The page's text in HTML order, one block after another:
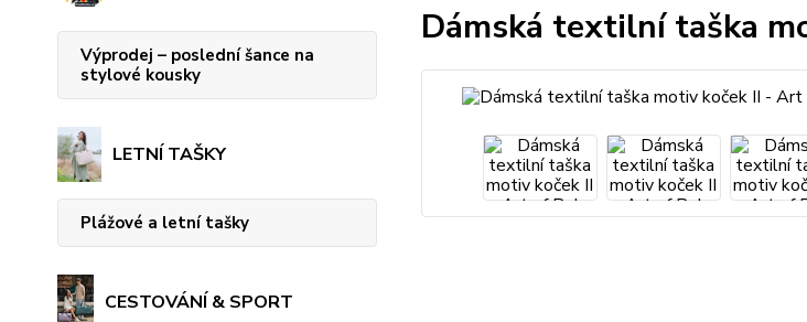
Výprodej – poslední šance na
stylové kousky
LETNÍ TAŠKY
Plážové a letní tašky
CESTOVÁNÍ & SPORT
Dámská textilní taška